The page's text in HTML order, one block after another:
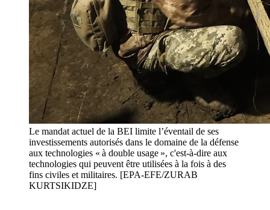
Le mandat actuel de la BEI limite l’éventail de ses
investissements autorisés dans le domaine de la défense
aux technologies « à double usage », c'est-à-dire aux
technologies qui peuvent être utilisées à la fois à des
fins civiles et militaires. [EPA-EFE/ZURAB
KURTSIKIDZE]